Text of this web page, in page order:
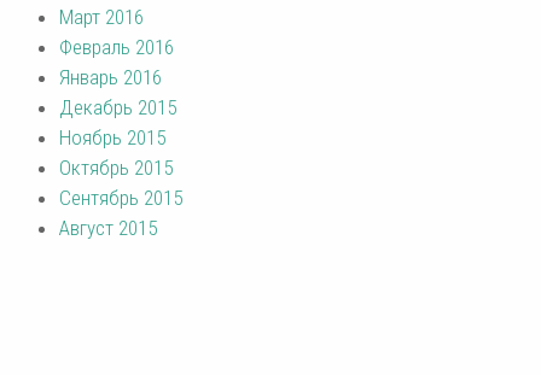
Март 2016
Февраль 2016
Январь 2016
Декабрь 2015
Ноябрь 2015
Октябрь 2015
Сентябрь 2015
Август 2015